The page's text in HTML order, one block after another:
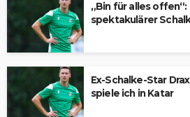
„Bin für alles offen“:
spektakulärer
Ex-Schalke-Star
spiele ich in Katar